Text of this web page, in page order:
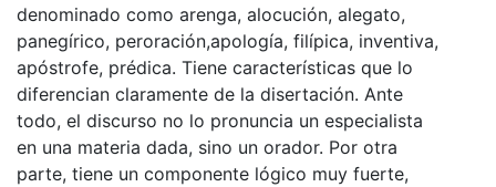
denominado como arenga, alocución, alegato,
panegírico, peroración,apología, filípica, inventiva,
apóstrofe, prédica. Tiene características que lo
diferencian claramente de la disertación. Ante
todo, el discurso no lo pronuncia un especialista
en una materia dada, sino un orador. Por otra
parte, tiene un componente lógico muy fuerte,